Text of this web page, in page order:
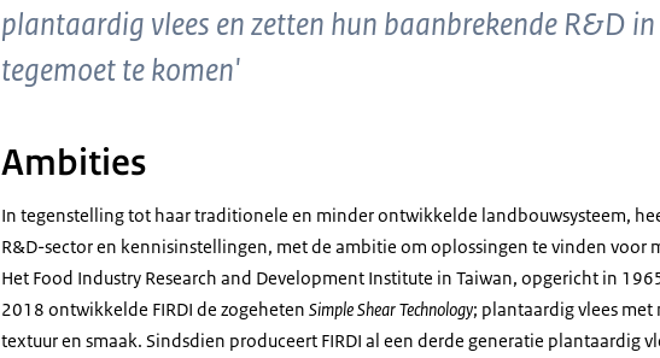
plantaardig vlees en zetten hun baanbrekende R&D
tegemoet te komen'
Ambities
In tegenstelling tot haar traditionele en minder ontwikkelde landbouwsysteem,
R&D-sector en kennisinstellingen, met de ambitie om oplossingen te vinden voor
Het Food Industry Research and Development Institute in Taiwan, opgericht in
2018 ontwikkelde FIRDI de zogeheten Simple Shear Technology; plantaardig vlees
textuur en smaak. Sindsdien produceert FIRDI al een derde generatie plantaardig